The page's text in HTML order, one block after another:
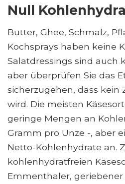
Null
Butter, Ghee, Schmalz,
Kochsprays haben keine
Salatdressings sind auch
aber überprüfen Sie das
sicherzugehen, dass kein
wird. Die meisten
geringe Mengen an
Gramm pro Unze -, aber
Netto-Kohlenhydrate an.
kohlenhydratfreien
Emmenthaler,